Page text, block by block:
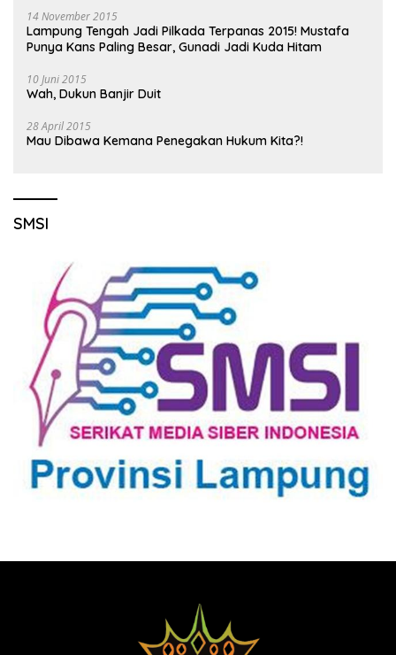
14 November 2015
Lampung Tengah Jadi Pilkada Terpanas 2015! Mustafa
Punya Kans Paling Besar, Gunadi Jadi Kuda Hitam
10 Juni 2015
Wah, Dukun Banjir Duit
28 April 2015
Mau Dibawa Kemana Penegakan Hukum Kita?!
SMSI